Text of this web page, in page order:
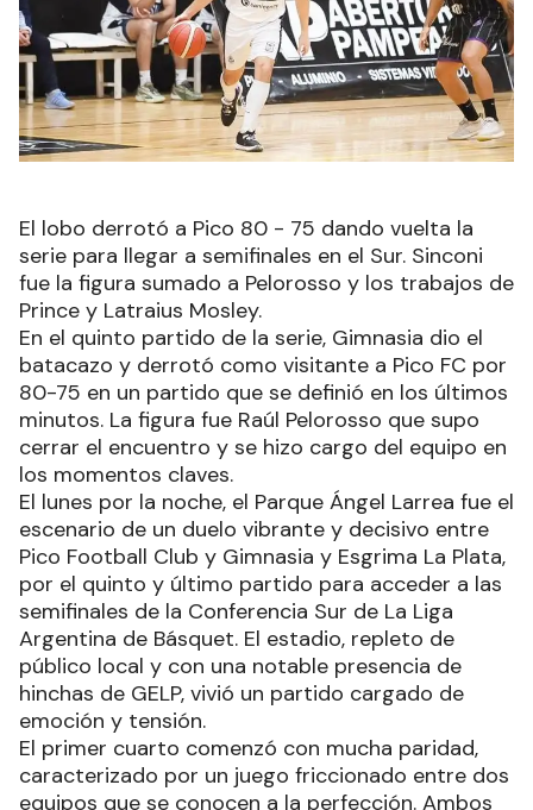
El lobo derrotó a Pico 80 - 75 dando vuelta la
serie para llegar a semifinales en el Sur. Sinconi
fue la figura sumado a Pelorosso y los trabajos de
Prince y Latraius Mosley.
En el quinto partido de la serie, Gimnasia dio el
batacazo y derrotó como visitante a Pico FC por
80-75 en un partido que se definió en los últimos
minutos. La figura fue Raúl Pelorosso que supo
cerrar el encuentro y se hizo cargo del equipo en
los momentos claves.
El lunes por la noche, el Parque Ángel Larrea fue el
escenario de un duelo vibrante y decisivo entre
Pico Football Club y Gimnasia y Esgrima La Plata,
por el quinto y último partido para acceder a las
semifinales de la Conferencia Sur de La Liga
Argentina de Básquet. El estadio, repleto de
público local y con una notable presencia de
hinchas de GELP, vivió un partido cargado de
emoción y tensión.
El primer cuarto comenzó con mucha paridad,
caracterizado por un juego friccionado entre dos
equipos que se conocen a la perfección. Ambos